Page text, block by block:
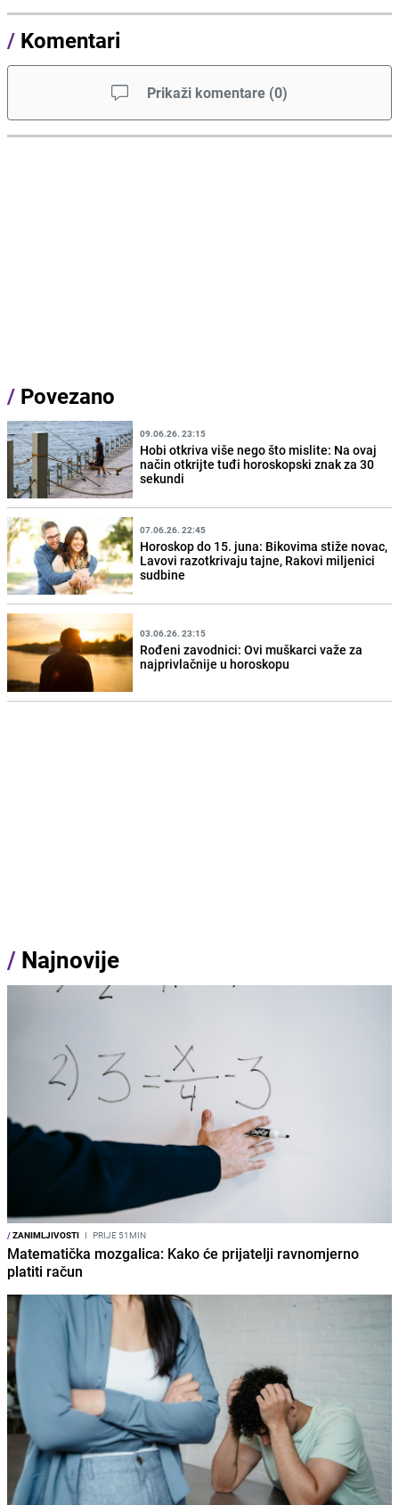
/ Komentari
Prikaži komentare (0)
/ Povezano
09.06.26. 23:15
Hobi otkriva više nego što mislite: Na ovaj
način otkrijte tuđi horoskopski znak za 30
sekundi
07.06.26. 22:45
Horoskop do 15. juna: Bikovima stiže novac,
Lavovi razotkrivaju tajne, Rakovi miljenici
sudbine
03.06.26. 23:15
Rođeni zavodnici: Ovi muškarci važe za
najprivlačnije u horoskopu
/ Najnovije
/ZANIMLJIVOSTI I PRIJE 51MIN
Matematička mozgalica: Kako će prijatelji ravnomjerno
platiti račun